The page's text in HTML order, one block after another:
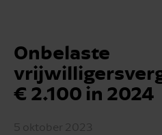
Onbelaste
€ 2.100 in 2024
5 oktober 2023